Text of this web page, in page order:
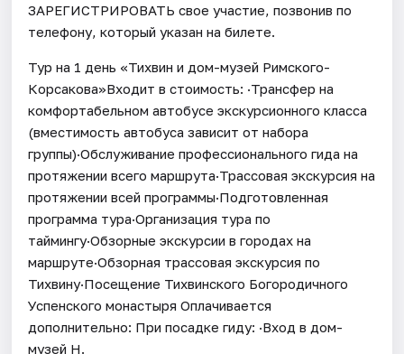
ЗАРЕГИСТРИРОВАТЬ свое участие, позвонив по
телефону, который указан на билете.
Тур на 1 день «Тихвин и дом-музей Римского-
Корсакова»Входит в стоимость: ·Трансфер на
комфортабельном автобусе экскурсионного класса
(вместимость автобуса зависит от набора
группы)·Обслуживание профессионального гида на
протяжении всего маршрута·Трассовая экскурсия на
протяжении всей программы·Подготовленная
программа тура·Организация тура по
таймингу·Обзорные экскурсии в городах на
маршруте·Обзорная трассовая экскурсия по
Тихвину·Посещение Тихвинского Богородичного
Успенского монастыря Оплачивается
дополнительно: При посадке гиду: ·Вход в дом-
музей Н.